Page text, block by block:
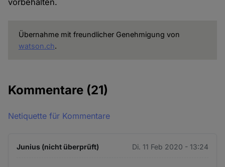
vorbehalten.
Übernahme mit freundlicher Genehmigung von
watson.ch.
Kommentare (21)
Netiquette für Kommentare
Junius (nicht überprüft) Di. 11 Feb 2020 - 13:24